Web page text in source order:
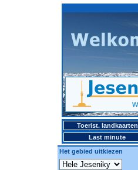
Toerist. landkaarten
Last minute
Het gebied uitkiezen